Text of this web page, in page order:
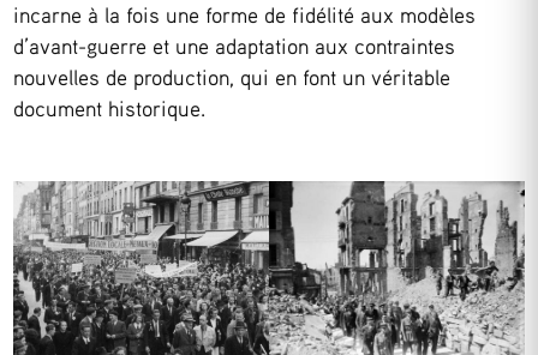
incarne à la fois une forme de fidélité aux modèles
d’avant-guerre et une adaptation aux contraintes
nouvelles de production, qui en font un véritable
document historique.